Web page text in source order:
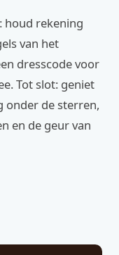
houd rekening
van het
dresscode voor
Tot slot: geniet
onder de sterren,
en de geur van